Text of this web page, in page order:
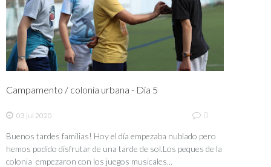
Campamento / colonia urbana - Día 5
03 jul 2020 0
Buenos tardes familias! Hoy el día empezaba nublado pero
hemos podido disfrutar de una tarde de sol.Los peques de la
colonia empezaron con los juegos musicales...